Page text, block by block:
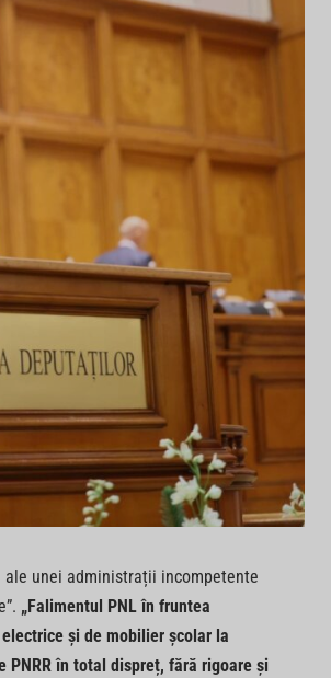
ale unei administrații incompetente
„Falimentul PNL în fruntea
și de mobilier școlar la
în total dispreț, fără rigoare și